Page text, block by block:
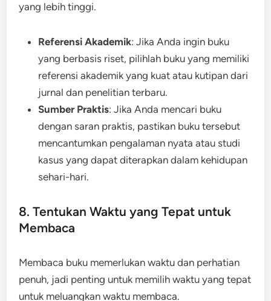
yang lebih tinggi.
Referensi Akademik: Jika Anda ingin buku
yang berbasis riset, pilihlah buku yang memiliki
referensi akademik yang kuat atau kutipan dari
jurnal dan penelitian terbaru.
Sumber Praktis: Jika Anda mencari buku
dengan saran praktis, pastikan buku tersebut
mencantumkan pengalaman nyata atau studi
kasus yang dapat diterapkan dalam kehidupan
sehari-hari.
8. Tentukan Waktu yang Tepat untuk
Membaca
Membaca buku memerlukan waktu dan perhatian
penuh, jadi penting untuk memilih waktu yang tepat
untuk meluangkan waktu membaca.